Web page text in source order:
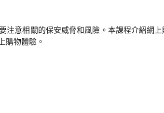
注意相關的保安威脅和風險。本課程介紹網
購物體驗。